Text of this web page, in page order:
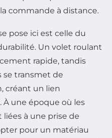
commande à distance.
pose ici est celle du
Un volet roulant
rapide, tandis
se transmet de
créant un lien
une époque où les
à une prise de
pour un matériau